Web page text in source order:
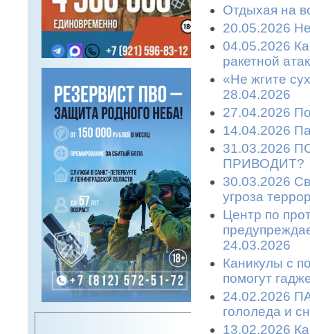
Отдыхая на
20.05.2026
04.05.2026
ракетной
«Не жгите
28.04.2026
27.04.2026
14.04.2026
31.03.2026
ПРИВОДИТ?
30.03.2026
угроза
Центр по
24.03.2026
Каникулы с
помогут
24.02.2026
гололеда и
13.02.2026